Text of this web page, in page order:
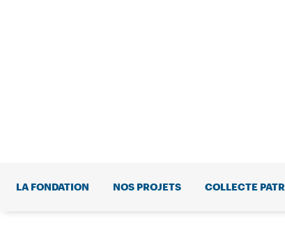
LA FONDATION NOS PROJETS COLLECTE